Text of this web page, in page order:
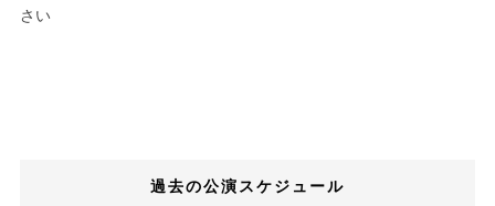
さい
過去の公演スケジュール